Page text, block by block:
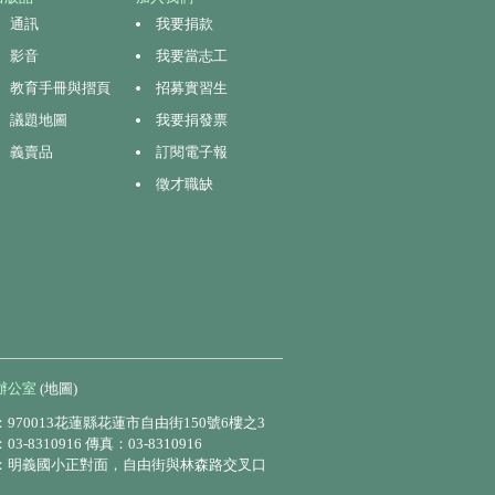
通訊
影音
教育手冊與摺頁
議題地圖
義賣品
我要捐款
我要當志工
招募實習生
我要捐發票
訂閱電子報
徵才職缺
公室 (地圖)
970013花蓮縣花蓮市自由街150號6樓之3
03-8310916 傳真：03-8310916
明義國小正對面，自由街與林森路交叉口